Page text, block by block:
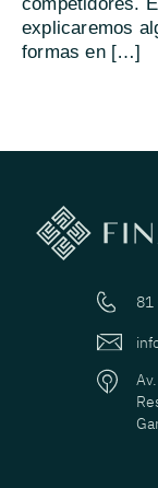
explicaremos
formas en […]